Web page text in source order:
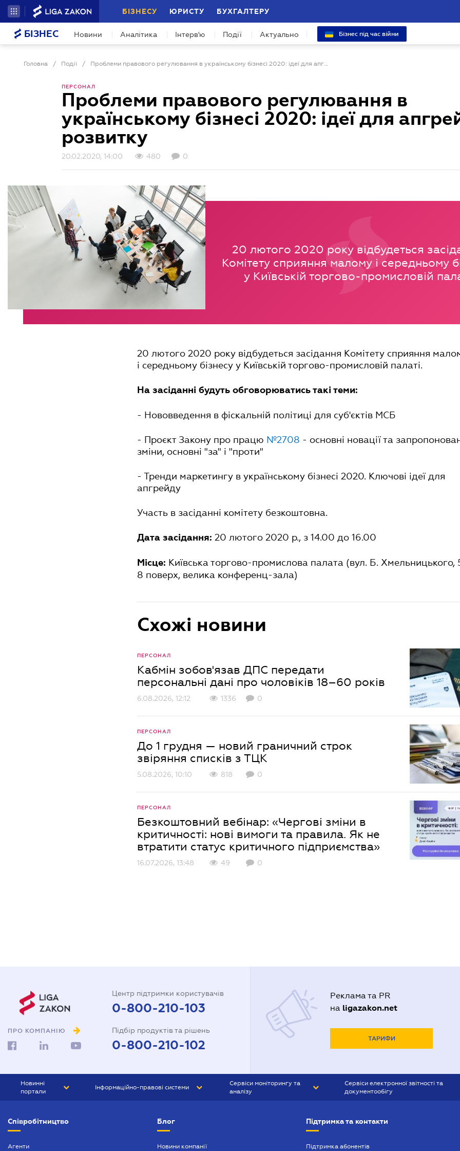
БІЗНЕСУ ЮРИСТУ БУХГАЛТЕРУ
БІЗНЕС Новини Аналітика Інтерв'ю Події Актуально Бізнес під час війни
Головна / Події / Проблеми правового регулювання в українському бізнесі 2020: ідеї для апгрейду і розвитку
ПЕРСОНАЛ
Проблеми правового регулювання в
українському бізнесі 2020: ідеї для
розвитку
20.02.2020, 14:00 480 0
20 лютого 2020 року відбудеться
Комітету сприяння малому і середньому
у Київській торгово-промисловій
20 лютого 2020 року відбудеться засідання Комітету сприяння
і середньому бізнесу у Київській торгово-промисловій палаті.
На засіданні будуть обговорюватись такі теми:
- Нововведення в фіскальній політиці для суб'єктів МСБ
- Проєкт Закону про працю №2708 - основні новації та
зміни, основні "за" і "проти"
- Тренди маркетингу в українському бізнесі 2020. Ключові ідеї для
апгрейду
Участь в засіданні комітету безкоштовна.
Дата засідання: 20 лютого 2020 р., з 14.00 до 16.00
Місце: Київська торгово-промислова палата (вул. Б. Хмельницького,
8 поверх, велика конференц-зала)
Схожі новини
ПЕРСОНАЛ
Кабмін зобов'язав ДПС передати
персональні дані про чоловіків 18–60 років
6.08.2026, 12:12 1336 0
ПЕРСОНАЛ
До 1 грудня — новий граничний строк
звіряння списків з ТЦК
5.08.2026, 10:10 818 0
ПЕРСОНАЛ
Безкоштовний вебінар: «Чергові зміни в
критичності: нові вимоги та правила. Як не
втратити статус критичного підприємства»
16.07.2026, 13:48 49 0
ПРО КОМПАНІЮ
Центр підтримки користувачів
0-800-210-103
Підбір продуктів та рішень
0-800-210-102
Реклама та PR
на ligazakon.net
ТАРИФИ
Новинні
портали
БІЗНЕС
Інформаційно-правові системи
Сервіси моніторингу та
аналізу
Сервіси електронної звітності та
документообігу
Співробітництво
Агенти
Блог
Новини компанії
Підтримка та контакти
Підтримка абонентів